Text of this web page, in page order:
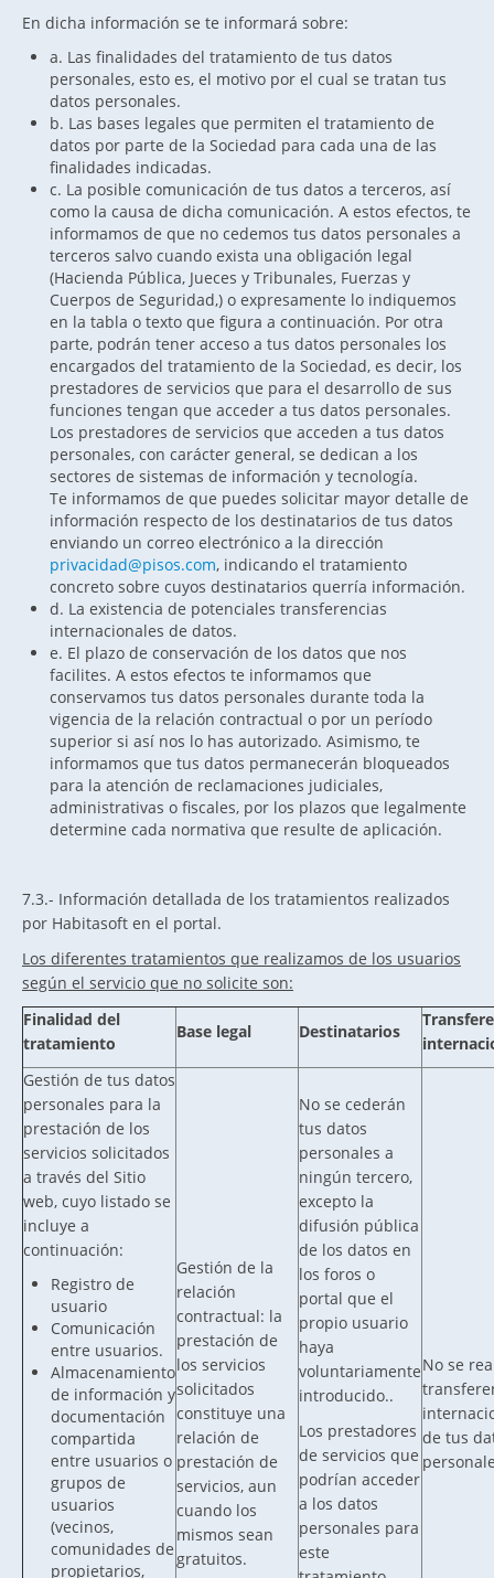
En dicha información se te informará sobre:
a. Las finalidades del tratamiento de tus datos
personales, esto es, el motivo por el cual se tratan tus
datos personales.
b. Las bases legales que permiten el tratamiento de
datos por parte de la Sociedad para cada una de las
finalidades indicadas.
c. La posible comunicación de tus datos a terceros, así
como la causa de dicha comunicación. A estos efectos, te
informamos de que no cedemos tus datos personales a
terceros salvo cuando exista una obligación legal
(Hacienda Pública, Jueces y Tribunales, Fuerzas y
Cuerpos de Seguridad,) o expresamente lo indiquemos
en la tabla o texto que figura a continuación. Por otra
parte, podrán tener acceso a tus datos personales los
encargados del tratamiento de la Sociedad, es decir, los
prestadores de servicios que para el desarrollo de sus
funciones tengan que acceder a tus datos personales.
Los prestadores de servicios que acceden a tus datos
personales, con carácter general, se dedican a los
sectores de sistemas de información y tecnología.
Te informamos de que puedes solicitar mayor detalle de
información respecto de los destinatarios de tus datos
enviando un correo electrónico a la dirección
privacidad@pisos.com, indicando el tratamiento
concreto sobre cuyos destinatarios querría información.
d. La existencia de potenciales transferencias
internacionales de datos.
e. El plazo de conservación de los datos que nos
facilites. A estos efectos te informamos que
conservamos tus datos personales durante toda la
vigencia de la relación contractual o por un período
superior si así nos lo has autorizado. Asimismo, te
informamos que tus datos permanecerán bloqueados
para la atención de reclamaciones judiciales,
administrativas o fiscales, por los plazos que legalmente
determine cada normativa que resulte de aplicación.
7.3.- Información detallada de los tratamientos realizados
por Habitasoft en el portal.
Los diferentes tratamientos que realizamos de los usuarios
según el servicio que no solicite son:
Finalidad del
tratamiento
Base legal Destinatarios
Gestión de tus datos
personales para la
prestación de los
servicios solicitados
a través del Sitio
web, cuyo listado se
incluye a
continuación:
Registro de
usuario
Comunicación
entre usuarios.
Almacenamiento
de información y
documentación
compartida
entre usuarios o
grupos de
usuarios
(vecinos,
comunidades de
propietarios,
Gestión de la
relación
contractual: la
prestación de
los servicios
solicitados
constituye una
relación de
prestación de
servicios, aun
cuando los
mismos sean
gratuitos.
No se cederán
tus datos
personales a
ningún tercero,
excepto la
difusión pública
de los datos en
los foros o
portal que el
propio usuario
haya
voluntariamente
introducido..
Los prestadores
de servicios que
podrían acceder
a los datos
personales para
este
No se
de tus